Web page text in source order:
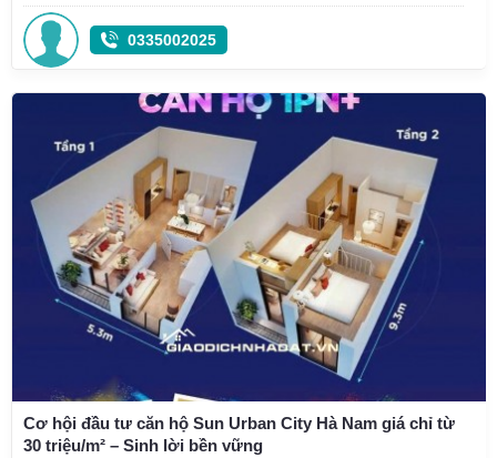
0335002025
Cơ hội đầu tư căn hộ Sun Urban City Hà Nam giá chỉ từ
30 triệu/m² – Sinh lời bền vững